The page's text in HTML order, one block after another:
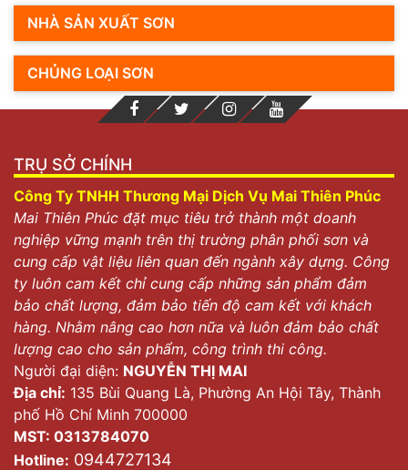
NHÀ SẢN XUẤT SƠN
CHỦNG LOẠI SƠN
TRỤ SỞ CHÍNH
Công Ty TNHH Thương Mại Dịch Vụ Mai Thiên Phúc
Mai Thiên Phúc đặt mục tiêu trở thành một doanh
nghiệp vững mạnh trên thị trường phân phối sơn và
cung cấp vật liệu liên quan đến ngành xây dựng. Công
ty luôn cam kết chỉ cung cấp những sản phẩm đảm
bảo chất lượng, đảm bảo tiến độ cam kết với khách
hàng. Nhằm nâng cao hơn nữa và luôn đảm bảo chất
lượng cao cho sản phẩm, công trình thi công.
Người đại diện: NGUYỄN THỊ MAI
Địa chỉ: 135 Bùi Quang Là, Phường An Hội Tây, Thành
phố Hồ Chí Minh 700000
MST: 0313784070
Hotline: 0944727134